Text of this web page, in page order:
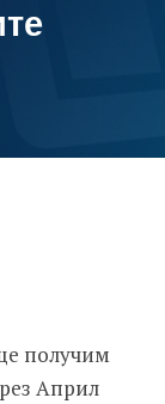
месец
получим
Април